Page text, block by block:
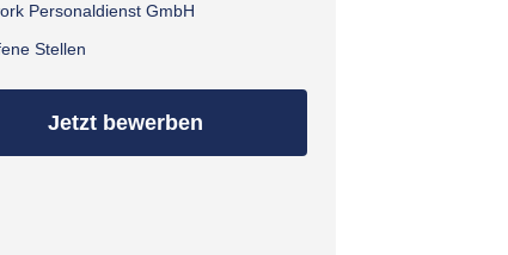
Personaldienst GmbH
Stellen
Jetzt bewerben